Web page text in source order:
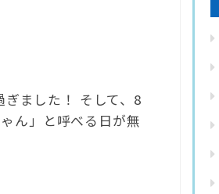
ました！ そして、8
ん」と呼べる日が無